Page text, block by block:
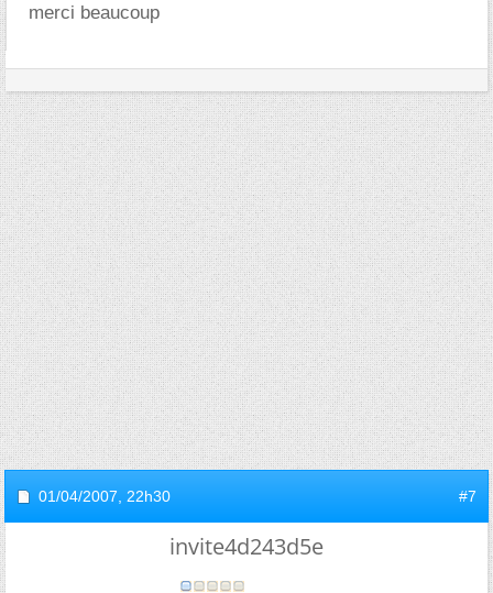
merci beaucoup
01/04/2007, 22h30 #7
invite4d243d5e